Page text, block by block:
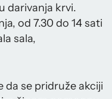
darivanja krvi.
od 7.30 do 14 sati
sala,
da se pridruže akciji